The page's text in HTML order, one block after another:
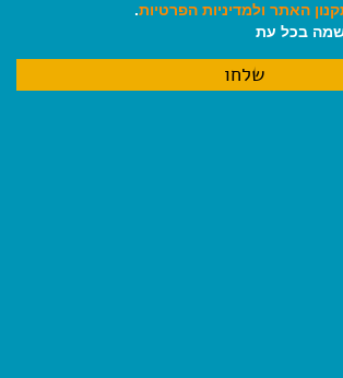
האתר ולמדיניות הפרטיות.
בכל עת